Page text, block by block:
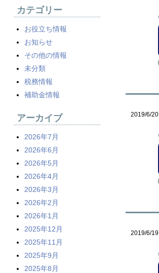
2019/6/20
2019/6/19
カテゴリー
お役立ち情報
お知らせ
その他の情報
未分類
税務情報
補助金情報
アーカイブ
2026年7月
2026年6月
2026年5月
2026年4月
2026年3月
2026年2月
2026年1月
2025年12月
2025年11月
2025年9月
2025年8月